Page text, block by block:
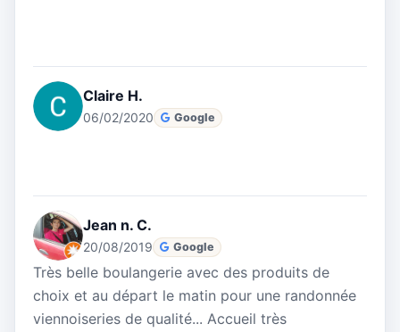
Claire H.
06/02/2020 Google
Jean n. C.
20/08/2019 Google
Très belle boulangerie avec des produits de
choix et au départ le matin pour une randonnée
viennoiseries de qualité... Accueil très